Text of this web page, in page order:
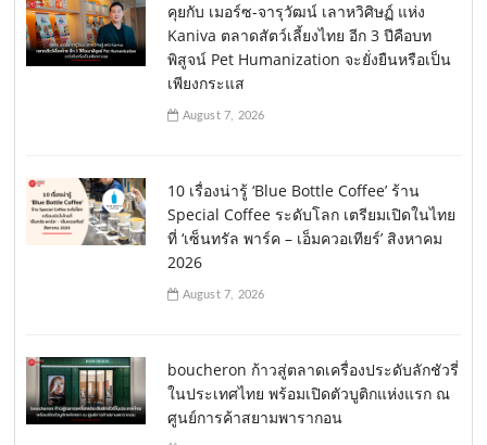
คุยกับ เมอร์ซ-จารุวัฒน์ เลาหวิศิษฏ์ แห่ง
Kaniva ตลาดสัตว์เลี้ยงไทย อีก 3 ปีคือบท
พิสูจน์ Pet Humanization จะยั่งยืนหรือเป็น
เพียงกระแส
August 7, 2026
10 เรื่องน่ารู้ ‘Blue Bottle Coffee’ ร้าน
Special Coffee ระดับโลก เตรียมเปิดในไทย
ที่ ‘เซ็นทรัล พาร์ค – เอ็มควอเทียร์’ สิงหาคม
2026
August 7, 2026
boucheron ก้าวสู่ตลาดเครื่องประดับลักชัวรี่
ในประเทศไทย พร้อมเปิดตัวบูติกแห่งแรก ณ
ศูนย์การค้าสยามพารากอน